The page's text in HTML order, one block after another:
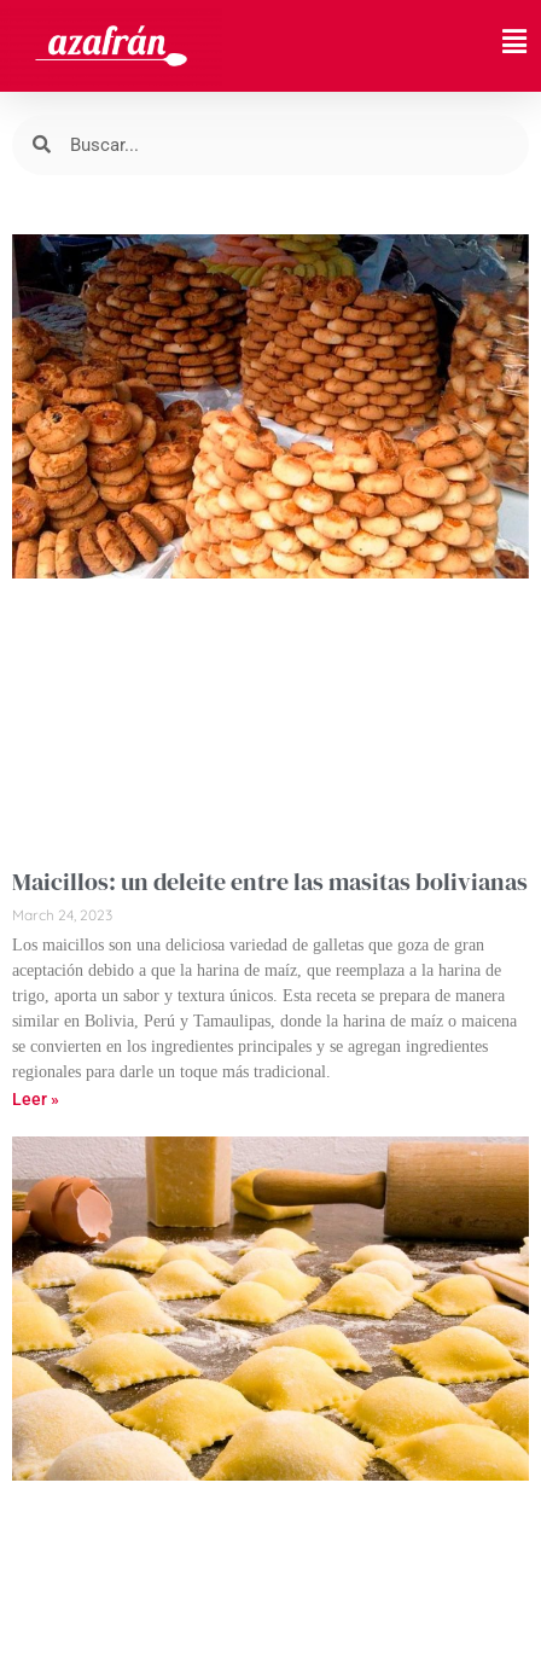
Maicillos: un deleite entre las masitas bolivianas
March 24, 2023
Los maicillos son una deliciosa variedad de galletas que goza de gran
aceptación debido a que la harina de maíz, que reemplaza a la harina de
trigo, aporta un sabor y textura únicos. Esta receta se prepara de manera
similar en Bolivia, Perú y Tamaulipas, donde la harina de maíz o maicena
se convierten en los ingredientes principales y se agregan ingredientes
regionales para darle un toque más tradicional.
Leer »